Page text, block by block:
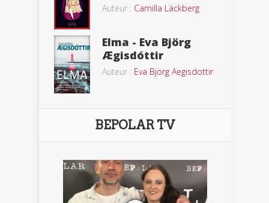
Auteur : Camilla Läckberg
Elma - Eva Björg
Ægisdóttir
Auteur : Eva Björg Aegisdottir
BEPOLAR TV